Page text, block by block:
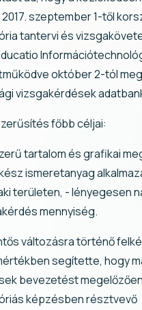
2017. szeptember 1-től
tantervi és
október 2-tól
vizsgakérdések
főbb céljai:
tartalom és grafikai
ismeretanyag
területen, - lényegesen
mennyiség.
változásra történő
segítette, hogy
bevezetést
képzésben résztvevő